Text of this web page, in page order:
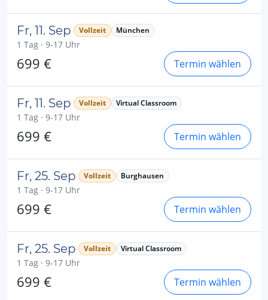
Fr, 11. Sep Vollzeit München
1 Tag · 9-17 Uhr
699 € Termin wählen
Fr, 11. Sep Vollzeit Virtual Classroom
1 Tag · 9-17 Uhr
699 € Termin wählen
Fr, 25. Sep Vollzeit Burghausen
1 Tag · 9-17 Uhr
699 € Termin wählen
Fr, 25. Sep Vollzeit Virtual Classroom
1 Tag · 9-17 Uhr
699 € Termin wählen